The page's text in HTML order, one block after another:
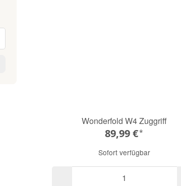
Wonderfold W4 Zuggriff
89,99 €*
Sofort verfügbar